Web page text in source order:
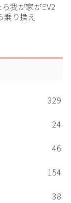
我が家がEV2
乗り換え
329
24
46
154
38